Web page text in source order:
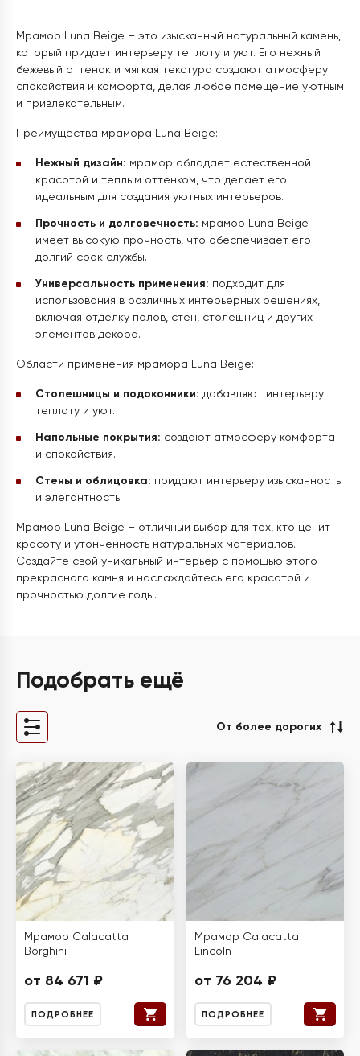
Мрамор Luna Beige – это изысканный натуральный камень,
который придает интерьеру теплоту и уют. Его нежный
бежевый оттенок и мягкая текстура создают атмосферу
спокойствия и комфорта, делая любое помещение уютным
и привлекательным.
Преимущества мрамора Luna Beige:
Нежный дизайн: мрамор обладает естественной
красотой и теплым оттенком, что делает его
идеальным для создания уютных интерьеров.
Прочность и долговечность: мрамор Luna Beige
имеет высокую прочность, что обеспечивает его
долгий срок службы.
Универсальность применения: подходит для
использования в различных интерьерных решениях,
включая отделку полов, стен, столешниц и других
элементов декора.
Области применения мрамора Luna Beige:
Столешницы и подоконники: добавляют интерьеру
теплоту и уют.
Напольные покрытия: создают атмосферу комфорта
и спокойствия.
Стены и облицовка: придают интерьеру изысканность
и элегантность.
Мрамор Luna Beige – отличный выбор для тех, кто ценит
красоту и утонченность натуральных материалов.
Создайте свой уникальный интерьер с помощью этого
прекрасного камня и наслаждайтесь его красотой и
прочностью долгие годы.
Подобрать ещё
От более дорогих
Мрамор Calacatta
Borghini
от 84 671 ₽
ПОДРОБНЕЕ
Мрамор Calacatta
Lincoln
от 76 204 ₽
ПОДРОБНЕЕ